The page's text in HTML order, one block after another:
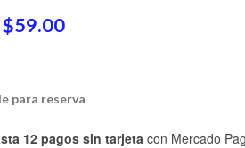
$59.00
para reserva
12 pagos sin tarjeta con Mercado